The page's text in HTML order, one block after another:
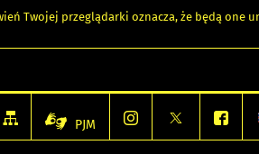
Twojej przeglądarki oznacza, że będą one
PJM